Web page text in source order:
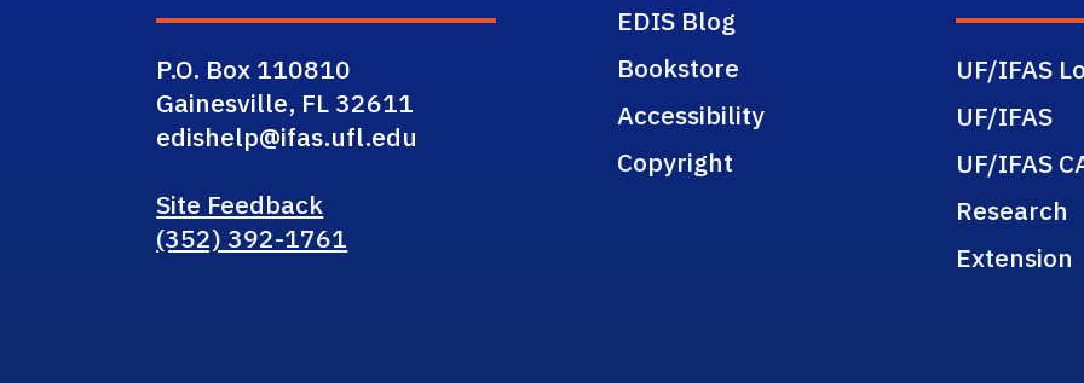
P.O. Box 110810
Gainesville, FL 32611
edishelp@ifas.ufl.edu
Site Feedback
(352) 392-1761
EDIS Blog
Bookstore
Accessibility
Copyright
UF/IFAS
UF/IFAS
UF/IFAS
Research
Extension